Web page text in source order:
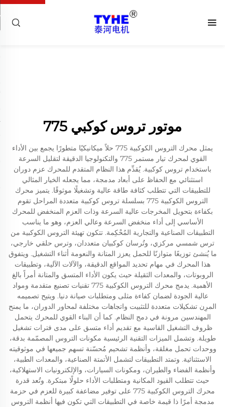
موتور تروس كوكبي 775
يمثل محرك التروس الكوكبية 775 حلاً ميكانيكيًا متطورًا يجمع بين الأداء
القوي لمحرك تيار مستمر 775 والتكنولوجيا الدقيقة لتقليل السرعة
باستخدام تروس كوكبية. يُقدِّم هذا النظام المتقدم للمحرك عزم دوران
استثنائي مع الحفاظ على أبعاد مدمجة، مما يجعله الخيار المثالي
للتطبيقات التي تتطلب كثافة طاقة عالية وتشغيلًا موثوقًا. يتميز محرك
التروس الكوكبية 775 بسلسلة تروس كوكبية متعددة المراحل تقوم
بكفاءة بتحويل المخرجات عالية السرعة وذات العزم المنخفض للمحرك
الأساسي إلى أداء منخفض السرعة وعالي العزم، وهو ما يناسب
التطبيقات الصناعية والتجارية المُحْكِمة. تتكون تهيئة التروس الكوكبية من
ترس شمسي مركزي، وتُرسان كوكبيان متعددان، وترس حلقي خارجي،
ما يُنشئ توزيعًا متوازنًا للحمل يعزز المتانة والنعومة أثناء التشغيل. ويتفوق
هذا المحرك في مهام تحديد المواقع الدقيقة، والآلات الآلية، وتطبيقات
الروبوتات، والمعدات الثقيلة حيث يكون الأداء المتسق والمتانة أمراً بالغ
الأهمية. يدمج محرك التروس الكوكبية 775 تقنيات تصنيع متقدمة ومواد
عالية الجودة لضمان كفاءة مثلى ومتطلبات صيانة دنيا. ويتيح تصميمه
المرِن تشكيلات متعددة للتثبيت واتجاهات مختلفة لمحاور الدوران، ما يمنح
المهندسين مرونة في دمج النظام. كما أن البناء القوي للمحرك يتحمل
ظروف التشغيل القاسية مع تقديم أداء متسق على مدى فترات تشغيل
طويلة. وتشمل الميزات التقنية الرئيسية مكونات التروس المصمّمة بدقة،
ووحدات تحمل مغلقة، وأنظمة تشحيم مُحسّنة تسهم جميعها في موثوقيته
الاستثنائية. وتمتد التطبيقات لتشمل الأتمتة الصناعية، والمعدات الطبية،
وأنظمة الفضاء والطيران، ومكونات السيارات، والإلكترونيات الاستهلاكية،
حيث تتطلب القيود المكانية ومتطلبات الأداء حلولًا مبتكرة. وتُعد قدرة
محرك التروس الكوكبية 775 على توفير مضاعفة كبيرة للعزم في حزمة
مدمجة أمرًا ذا قيمة خاصة في التطبيقات التي تكون فيها أنظمة التروس